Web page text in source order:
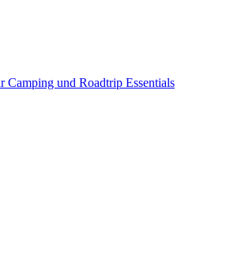
und Roadtrip Essentials